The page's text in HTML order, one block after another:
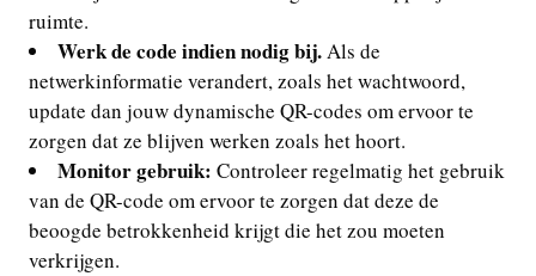
ruimte.
Werk de code indien nodig bij.Als de
netwerkinformatie verandert, zoals het wachtwoord,
update dan jouw dynamische QR-codes om ervoor te
zorgen dat ze blijven werken zoals het hoort.
Monitor gebruik: Controleer regelmatig het gebruik
van de QR-code om ervoor te zorgen dat deze de
beoogde betrokkenheid krijgt die het zou moeten
verkrijgen.